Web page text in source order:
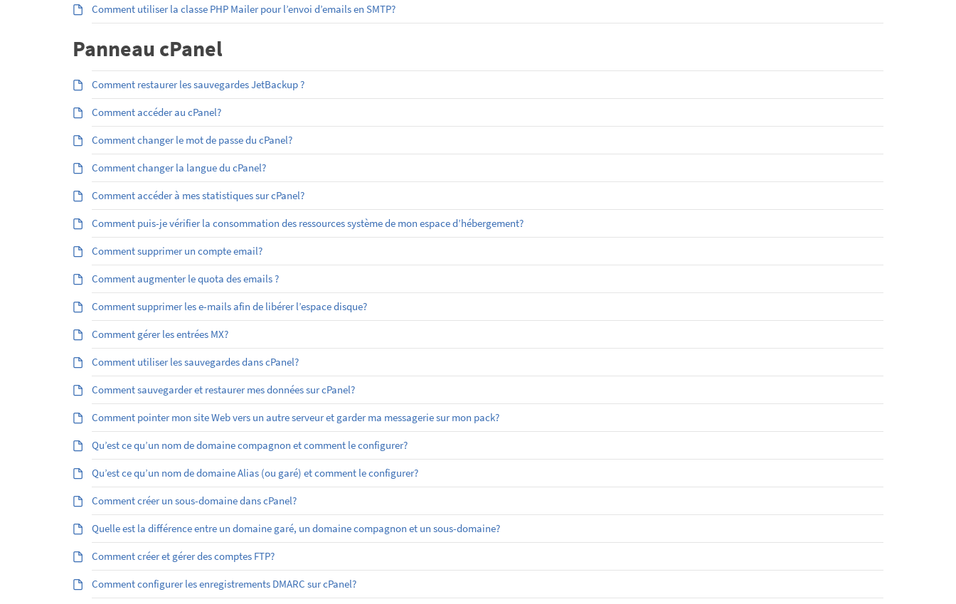
Comment utiliser la classe PHP Mailer pour l’envoi d’emails en SMTP?
Panneau cPanel
Comment restaurer les sauvegardes JetBackup ?
Comment accéder au cPanel?
Comment changer le mot de passe du cPanel?
Comment changer la langue du cPanel?
Comment accéder à mes statistiques sur cPanel?
Comment puis-je vérifier la consommation des ressources système de mon espace d’hébergement?
Comment supprimer un compte email?
Comment augmenter le quota des emails ?
Comment supprimer les e-mails afin de libérer l’espace disque?
Comment gérer les entrées MX?
Comment utiliser les sauvegardes dans cPanel?
Comment sauvegarder et restaurer mes données sur cPanel?
Comment pointer mon site Web vers un autre serveur et garder ma messagerie sur mon pack?
Qu’est ce qu’un nom de domaine compagnon et comment le configurer?
Qu’est ­ce qu’un nom de domaine Alias (ou garé) et comment le configurer?
Comment créer un sous-domaine dans cPanel?
Quelle est la différence entre un domaine garé, un domaine compagnon et un sous-domaine?
Comment créer et gérer des comptes FTP?
Comment configurer les enregistrements DMARC sur cPanel?